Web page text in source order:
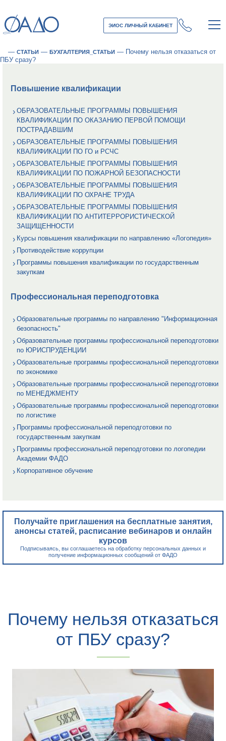
ЭИОС ЛИЧНЫЙ КАБИНЕТ
— СТАТЬИ — БУХГАЛТЕРИЯ_СТАТЬИ — Почему нельзя отказаться от
ПБУ сразу?
Повышение квалификации
ОБРАЗОВАТЕЛЬНЫЕ ПРОГРАММЫ ПОВЫШЕНИЯ
КВАЛИФИКАЦИИ ПО ОКАЗАНИЮ ПЕРВОЙ ПОМОЩИ
ПОСТРАДАВШИМ
ОБРАЗОВАТЕЛЬНЫЕ ПРОГРАММЫ ПОВЫШЕНИЯ
КВАЛИФИКАЦИИ ПО ГО и РСЧС
ОБРАЗОВАТЕЛЬНЫЕ ПРОГРАММЫ ПОВЫШЕНИЯ
КВАЛИФИКАЦИИ ПО ПОЖАРНОЙ БЕЗОПАСНОСТИ
ОБРАЗОВАТЕЛЬНЫЕ ПРОГРАММЫ ПОВЫШЕНИЯ
КВАЛИФИКАЦИИ ПО ОХРАНЕ ТРУДА
ОБРАЗОВАТЕЛЬНЫЕ ПРОГРАММЫ ПОВЫШЕНИЯ
КВАЛИФИКАЦИИ ПО АНТИТЕРРОРИСТИЧЕСКОЙ
ЗАЩИЩЕННОСТИ
Курсы повышения квалификации по направлению «Логопедия»
Противодействие коррупции
Программы повышения квалификации по государственным
закупкам
Профессиональная переподготовка
Образовательные программы по направлению "Информационная
безопасность"
Образовательные программы профессиональной переподготовки
по ЮРИСПРУДЕНЦИИ
Образовательные программы профессиональной переподготовки
по экономике
Образовательные программы профессиональной переподготовки
по МЕНЕДЖМЕНТУ
Образовательные программы профессиональной переподготовки
по логистике
Программы профессиональной переподготовки по
государственным закупкам
Программы профессиональной переподготовки по логопедии
Академии ФАДО
Корпоративное обучение
Получайте приглашения на бесплатные занятия,
анонсы статей, расписание вебинаров и онлайн
курсов
Подписываясь, вы соглашаетесь на обработку персональных данных и
получение информационных сообщений от ФАДО
Почему нельзя отказаться
от ПБУ сразу?